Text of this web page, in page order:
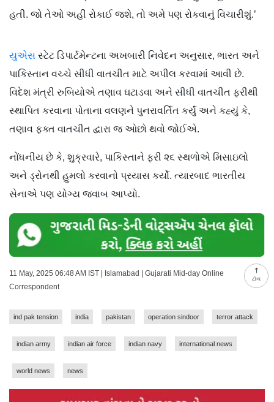
ટોચ
હતી. જો તેઓ અહીં રોકાઈ જશે, તો અમે પણ રોકવાનું વિચારીશું.’
યુએસ સ્ટેટ ડિપાર્ટમેન્ટના અખબારી નિવેદન અનુસાર, ભારત અને
પાકિસ્તાન વચ્ચે સીધી વાતચીત માટે અપીલ કરવામાં આવી છે.
વિદેશ મંત્રી રુબિયોએ તણાવ ઘટાડવા અને સીધી વાતચીત ફરીથી
સ્થાપિત કરવાના પોતાના વલણને પુનરાવર્તિત કર્યું અને કહ્યું કે,
તણાવ ફક્ત વાતચીત દ્વારા જ ઓછો થવો જોઈએ.
નોંધનીય છે કે, શુક્રવારે, પાકિસ્તાને ફરી ૨૬ સ્થળોએ મિસાઇલો
અને ડ્રોનથી હુમલો કરવાનો પ્રયાસ કર્યો. ત્યારબાદ ભારતીય
સેનાએ પણ યોગ્ય જવાબ આપ્યો.
11 May, 2025 06:48 AM IST | Islamabad | Gujarati Mid-day Online
Correspondent
ind pak tension india pakistan operation sindoor terror attack
indian army indian air force indian navy international news
world news news